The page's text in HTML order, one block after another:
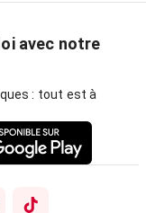
avec notre
: tout est à